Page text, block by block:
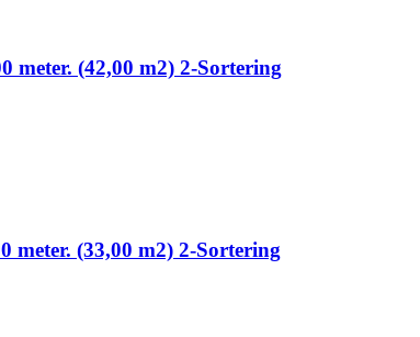
meter. (42,00 m2) 2-Sortering
meter. (33,00 m2) 2-Sortering